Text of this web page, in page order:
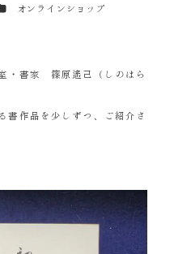
テゴリー
オンラインショップ
・書家 篠原遙己（しのはら
書作品を少しずつ、ご紹介さ